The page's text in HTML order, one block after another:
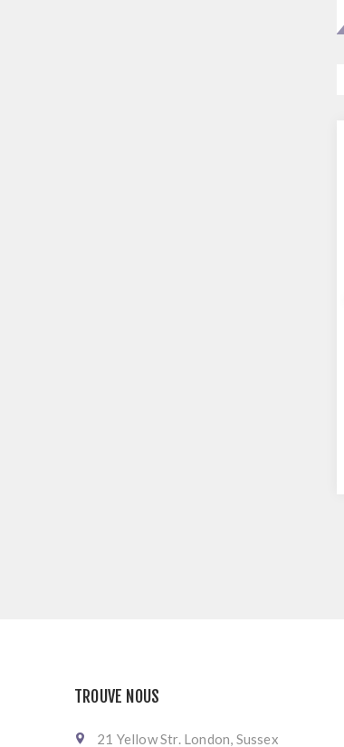
TROUVE NOUS
21 Yellow Str. London, Sussex